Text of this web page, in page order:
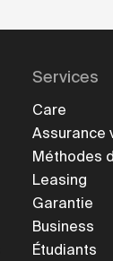
Services
Care
Assurance
Méthodes
Leasing
Garantie
Business
Étudiants